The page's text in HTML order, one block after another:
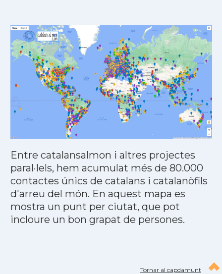
Entre catalansalmon i altres projectes
paral·lels, hem acumulat més de 80.000
contactes únics de catalans i catalanòfils
d'arreu del món. En aquest mapa es
mostra un punt per ciutat, que pot
incloure un bon grapat de persones.
Tornar al capdamunt